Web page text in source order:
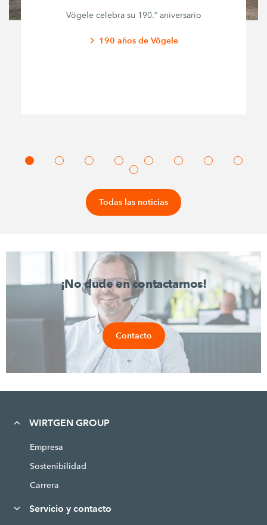
Vögele celebra su 190.º aniversario
190 años de Vögele
Todas las noticias
¡No dude en contactarnos!
Contacto
WIRTGEN GROUP
Empresa
Sostenibilidad
Carrera
Servicio y contacto